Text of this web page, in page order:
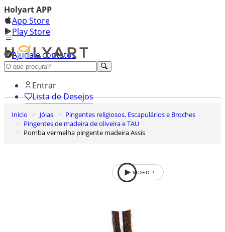
Holyart APP
App Store
Play Store
Ajuda e contatos
Conheça premium
Entrar
Lista de Desejos
0
Carrinho de Compras
Inicio Jóias
Pingentes religiosos, Escapulários e Broches
Pingentes de madeira de oliveira e TAU
Pomba vermelha pingente madeira Assis
VIDEO 1